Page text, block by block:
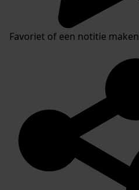
Favoriet of een notitie maken